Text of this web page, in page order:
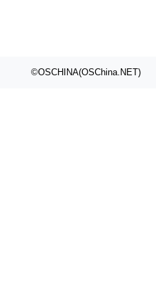
©OSCHINA(OSChina.NET)